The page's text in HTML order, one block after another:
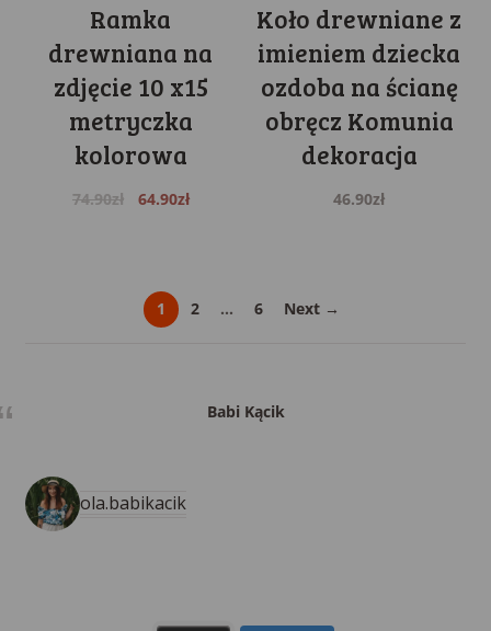
Ramka
drewniana na
zdjęcie 10 x15
metryczka
kolorowa
74.90zł
Original
64.90złCurrent
Koło drewniane z
imieniem dziecka
ozdoba na ścianę
obręcz Komunia
dekoracja
46.90zł
1 2 … 6 Next →
Babi Kącik
ola.babikacik